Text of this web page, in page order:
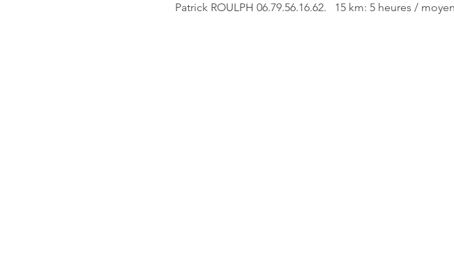
Patrick ROULPH 06.79.56.16.62.   15 km: 5 heures /